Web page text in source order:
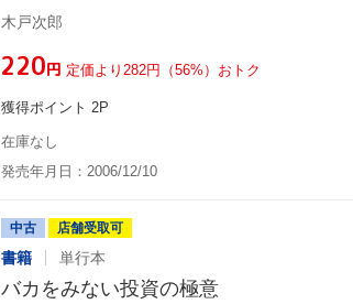
木戸次郎
¥220円 定価より282円（56%）おトク
獲得ポイント 2P
在庫なし
発売年月日：2006/12/10
中古 店舗受取可
書籍 単行本
バカをみない投資の極意